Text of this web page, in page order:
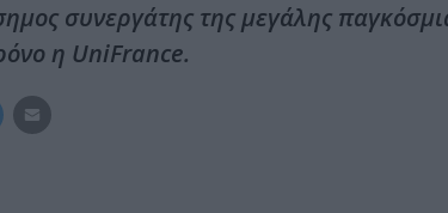
συνεργάτης της μεγάλης
η UniFrance.